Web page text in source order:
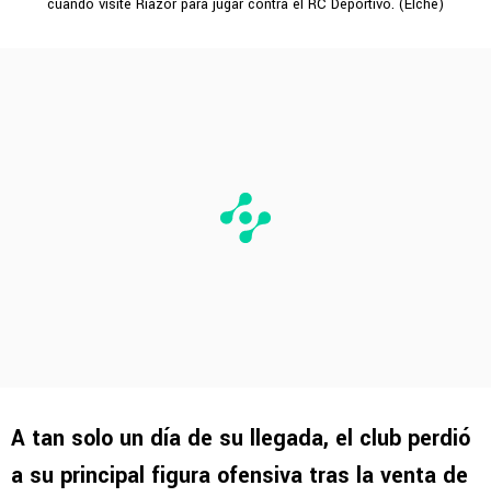
cuando visite Riazor para jugar contra el RC Deportivo. (Elche)
A tan solo un día de su llegada, el club perdió
a su principal figura ofensiva tras la venta de